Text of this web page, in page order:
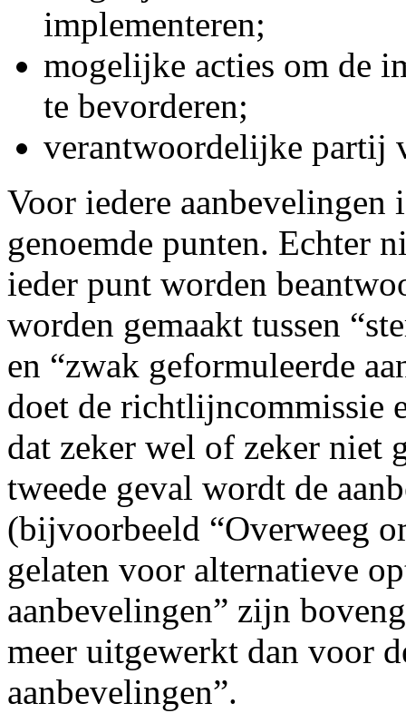
implementeren;
mogelijke acties om de
te bevorderen;
verantwoordelijke partij
Voor iedere aanbevelingen
genoemde punten. Echter
ieder punt worden
worden gemaakt tussen
en “zwak geformuleerde
doet de richtlijncommissie
dat zeker wel of zeker niet
tweede geval wordt de
(bijvoorbeeld “Overweeg
gelaten voor alternatieve
aanbevelingen” zijn
meer uitgewerkt dan voor
aanbevelingen”.